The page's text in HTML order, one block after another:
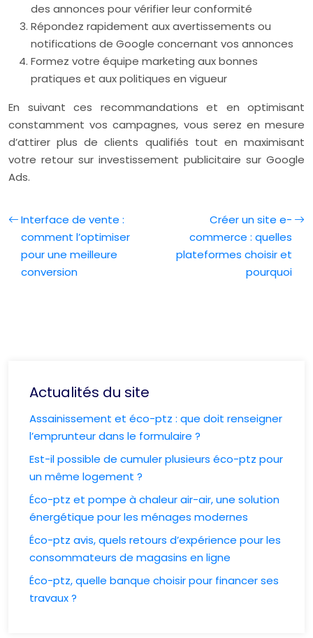
des annonces pour vérifier leur conformité
Répondez rapidement aux avertissements ou
notifications de Google concernant vos annonces
Formez votre équipe marketing aux bonnes
pratiques et aux politiques en vigueur
En suivant ces recommandations et en optimisant
constamment vos campagnes, vous serez en mesure
d’attirer plus de clients qualifiés tout en maximisant
votre retour sur investissement publicitaire sur Google
Ads.
Interface de vente :
comment l’optimiser
pour une meilleure
conversion
Créer un site e-
commerce : quelles
plateformes choisir et
pourquoi
Actualités du site
Assainissement et éco-ptz : que doit renseigner
l’emprunteur dans le formulaire ?
Est-il possible de cumuler plusieurs éco-ptz pour
un même logement ?
Éco-ptz et pompe à chaleur air-air, une solution
énergétique pour les ménages modernes
Éco-ptz avis, quels retours d’expérience pour les
consommateurs de magasins en ligne
Éco-ptz, quelle banque choisir pour financer ses
travaux ?